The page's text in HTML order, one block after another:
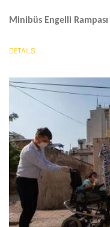
Minibüs Engelli Rampası
DETAILS